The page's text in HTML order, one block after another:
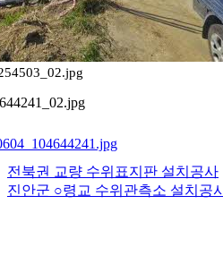
전북권 교량 수위표지판 설치공사
진안군 ○령교 수위관측소 설치공